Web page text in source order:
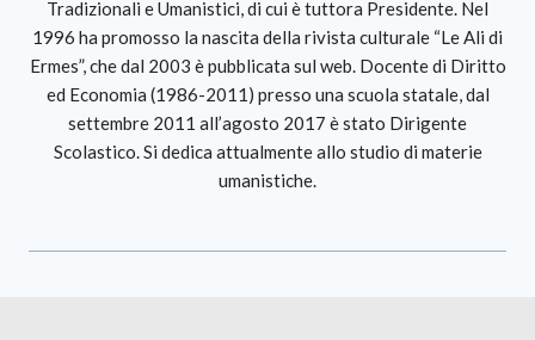
Tradizionali e Umanistici, di cui è tuttora Presidente. Nel
1996 ha promosso la nascita della rivista culturale “Le Ali di
Ermes”, che dal 2003 è pubblicata sul web. Docente di Diritto
ed Economia (1986-2011) presso una scuola statale, dal
settembre 2011 all’agosto 2017 è stato Dirigente
Scolastico. Si dedica attualmente allo studio di materie
umanistiche.